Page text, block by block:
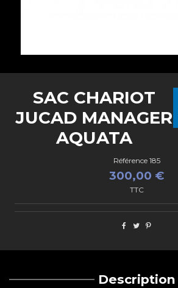
SAC CHARIOT
JUCAD MANAGER
AQUATA
Référence 185
300,00 €
TTC
Description